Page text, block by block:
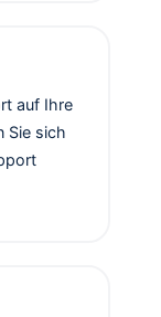
auf Ihre
Sie sich